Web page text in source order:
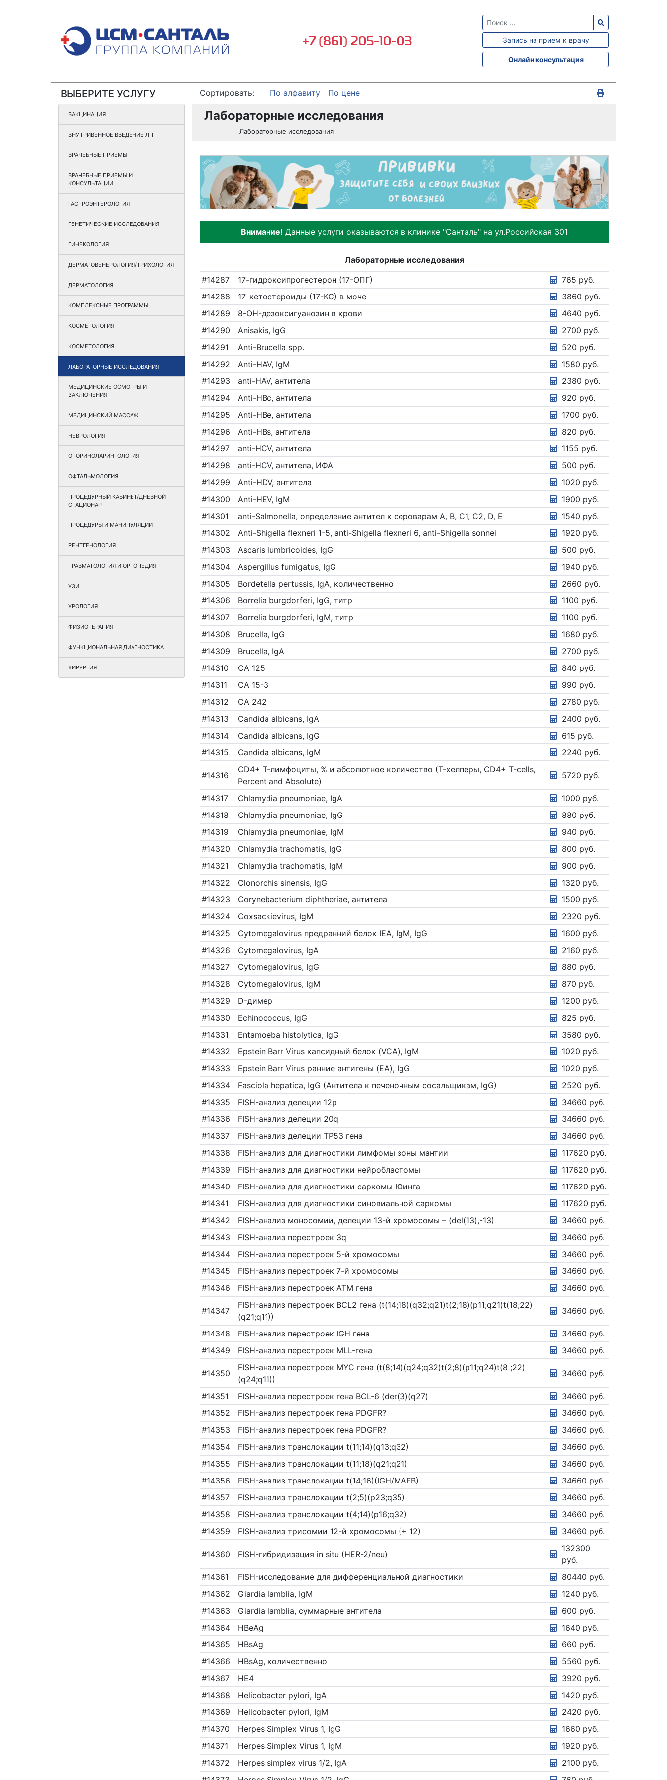
+7 (861) 205-10-03 Запись на прием к врачу
Онлайн консультация
ВЫБЕРИТЕ УСЛУГУ Сортировать: По алфавиту По цене
ВАКЦИНАЦИЯ
ВНУТРИВЕННОЕ ВВЕДЕНИЕ ЛП
ВРАЧЕБНЫЕ ПРИЕМЫ
ВРАЧЕБНЫЕ ПРИЕМЫ И
КОНСУЛЬТАЦИИ
ГАСТРОЭНТЕРОЛОГИЯ
ГЕНЕТИЧЕСКИЕ ИССЛЕДОВАНИЯ
ГИНЕКОЛОГИЯ
ДЕРМАТОВЕНЕРОЛОГИЯ/ТРИХОЛОГИЯ
ДЕРМАТОЛОГИЯ
КОМПЛЕКСНЫЕ ПРОГРАММЫ
КОСМЕТОЛОГИЯ
КОСМЕТОЛОГИЯ
ЛАБОРАТОРНЫЕ ИССЛЕДОВАНИЯ
МЕДИЦИНСКИЕ ОСМОТРЫ И
ЗАКЛЮЧЕНИЯ
МЕДИЦИНСКИЙ МАССАЖ
НЕВРОЛОГИЯ
ОТОРИНОЛАРИНГОЛОГИЯ
ОФТАЛЬМОЛОГИЯ
ПРОЦЕДУРНЫЙ КАБИНЕТ/ДНЕВНОЙ
СТАЦИОНАР
ПРОЦЕДУРЫ И МАНИПУЛЯЦИИ
РЕНТГЕНОЛОГИЯ
ТРАВМАТОЛОГИЯ И ОРТОПЕДИЯ
УЗИ
УРОЛОГИЯ
ФИЗИОТЕРАПИЯ
ФУНКЦИОНАЛЬНАЯ ДИАГНОСТИКА
ХИРУРГИЯ
Лабораторные исследования
Лабораторные исследования
Внимание! Данные услуги оказываются в клинике "Санталь" на ул.Российская 301
#14287 17-гидроксипрогестерон (17-ОПГ)
765 руб.
#14288
17-кетостероиды (17-КС) в моче
3860 руб.
#14289
8-ОН-дезоксигуанозин в крови
4640 руб.
#14290
Anisakis, IgG
2700 руб.
#14291
Anti-Brucella spp.
520 руб.
#14292
Anti-HAV, IgM
1580 руб.
#14293
anti-HAV, антитела
2380 руб.
#14294
Anti-HBc, антитела
920 руб.
#14295
Anti-HBe, антитела
1700 руб.
#14296
Anti-HBs, антитела
820 руб.
#14297
anti-HCV, антитела
1155 руб.
#14298
anti-HCV, антитела, ИФА
500 руб.
#14299
Anti-HDV, антитела
1020 руб.
#14300
Anti-HEV, IgM
1900 руб.
#14301
anti-Salmonella, определение антител к сероварам A, B, C1, C2, D, E
1540 руб.
#14302
Anti-Shigella flexneri 1-5, anti-Shigella flexneri 6, anti-Shigella sonnei
1920 руб.
#14303
Ascaris lumbricoides, IgG
500 руб.
#14304
Aspergillus fumigatus, IgG
1940 руб.
#14305
Bordetella pertussis, IgA, количественно
2660 руб.
#14306
Borrelia burgdorferi, IgG, титр
1100 руб.
#14307
Borrelia burgdorferi, IgM, титр
1100 руб.
#14308
Brucella, IgG
1680 руб.
#14309
Brucella, IgА
2700 руб.
#14310
CA 125
840 руб.
#14311
CA 15-3
990 руб.
#14312
CA 242
2780 руб.
#14313
Candida albicans, IgA
2400 руб.
#14314
Candida albicans, IgG
615 руб.
#14315
Candida albicans, IgM 2240 руб.
#14316
CD4+ Т-лимфоциты, % и абсолютное количество (Т-хелперы, CD4+ T-cells,
Percent and Absolute)
5720 руб.
#14317 Chlamydia pneumoniae, IgA
1000 руб.
#14318
Chlamydia pneumoniae, IgG
880 руб.
#14319
Chlamydia pneumoniae, IgM
940 руб.
#14320
Chlamydia trachomatis, IgG
800 руб.
#14321
Chlamydia trachomatis, IgM
900 руб.
#14322
Clonorchis sinensis, IgG
1320 руб.
#14323
Corynebacterium diphtheriae, антитела
1500 руб.
#14324
Coxsackievirus, IgM
2320 руб.
#14325
Cytomegalovirus предранний белок IEA, IgM, IgG
1600 руб.
#14326
Cytomegalovirus, IgA
2160 руб.
#14327
Cytomegalovirus, IgG
880 руб.
#14328
Cytomegalovirus, IgM
870 руб.
#14329
D-димер
1200 руб.
#14330
Echinococcus, IgG
825 руб.
#14331
Entamoeba histolytica, IgG
3580 руб.
#14332
Epstein Barr Virus капсидный белок (VCA), IgM
1020 руб.
#14333
Epstein Barr Virus ранние антигены (EA), IgG
1020 руб.
#14334
Fasciola hepatica, IgG (Антитела к печеночным сосальщикам, IgG)
2520 руб.
#14335
FISH-анализ делеции 12p
34660 руб.
#14336
FISH-анализ делеции 20q
34660 руб.
#14337
FISH-анализ делеции ТР53 гена
34660 руб.
#14338
FISH-анализ для диагностики лимфомы зоны мантии
117620 руб.
#14339
FISH-анализ для диагностики нейробластомы
117620 руб.
#14340
FISH-анализ для диагностики саркомы Юинга
117620 руб.
#14341
FISH-анализ для диагностики синовиальной саркомы
117620 руб.
#14342
FISH-анализ моносомии, делеции 13-й хромосомы – (del(13),-13)
34660 руб.
#14343
FISH-анализ перестроек 3q
34660 руб.
#14344
FISH-анализ перестроек 5-й хромосомы
34660 руб.
#14345
FISH-анализ перестроек 7-й хромосомы
34660 руб.
#14346
FISH-анализ перестроек ATM гена 34660 руб.
#14347
FISH-анализ перестроек BCL2 гена (t(14;18)(q32;q21)t(2;18)(p11;q21)t(18;22)
(q21;q11))
34660 руб.
#14348 FISH-анализ перестроек IGH гена
34660 руб.
#14349
FISH-анализ перестроек MLL-гена 34660 руб.
#14350
FISH-анализ перестроек MYC гена (t(8;14)(q24;q32)t(2;8)(p11;q24)t(8 ;22)
(q24;q11))
34660 руб.
#14351 FISH-анализ перестроек гена BCL-6 (der(3)(q27)
34660 руб.
#14352
FISH-анализ перестроек гена PDGFR?
34660 руб.
#14353
FISH-анализ перестроек гена PDGFR?
34660 руб.
#14354
FISH-анализ транслокации t(11;14)(q13;q32)
34660 руб.
#14355
FISH-анализ транслокации t(11;18)(q21;q21)
34660 руб.
#14356
FISH-анализ транслокации t(14;16)(IGH/MAFB)
34660 руб.
#14357
FISH-анализ транслокации t(2;5)(p23;q35)
34660 руб.
#14358
FISH-анализ транслокации t(4;14)(p16;q32)
34660 руб.
#14359
FISH-анализ трисомии 12-й хромосомы (+ 12) 34660 руб.
#14360 FISH-гибридизация in situ (HER-2/neu)
132300
руб.
#14361
FISH-исследование для дифференциальной диагностики
80440 руб.
#14362
Giardia lamblia, IgM
1240 руб.
#14363
Giardia lamblia, суммарные антитела
600 руб.
#14364
HBeAg
1640 руб.
#14365
HBsAg
660 руб.
#14366
HBsAg, количественно
5560 руб.
#14367
HE4
3920 руб.
#14368
Helicobacter pylori, IgA
1420 руб.
#14369
Helicobacter pylori, IgM
2420 руб.
#14370
Herpes Simplex Virus 1, IgG
1660 руб.
#14371
Herpes Simplex Virus 1, IgM
1920 руб.
#14372
Herpes simplex virus 1/2, IgA
2100 руб.
Лабораторные исследования